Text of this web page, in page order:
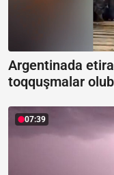
Argentinada
toqquşmalar
07:39